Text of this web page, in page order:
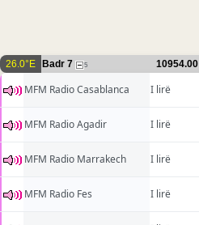
26.0°E Badr 7 5 10954.00
MFM Radio Casablanca I lirë
MFM Radio Agadir I lirë
MFM Radio Marrakech I lirë
MFM Radio Fes I lirë